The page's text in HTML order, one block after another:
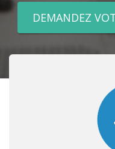
DEMANDEZ